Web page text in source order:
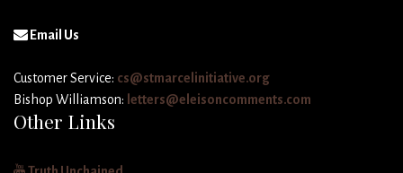
Email Us
Customer Service: cs@stmarcelinitiative.org
Bishop Williamson: letters@eleisoncomments.com
Other Links